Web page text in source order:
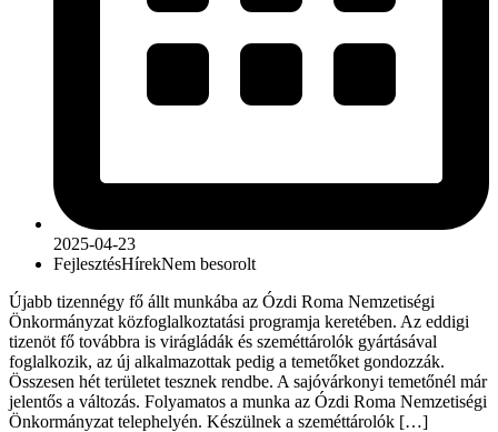
2025-04-23
FejlesztésHírekNem besorolt
Újabb tizennégy fő állt munkába az Ózdi Roma Nemzetiségi
Önkormányzat közfoglalkoztatási programja keretében. Az eddigi
tizenöt fő továbbra is virágládák és szeméttárolók gyártásával
foglalkozik, az új alkalmazottak pedig a temetőket gondozzák.
Összesen hét területet tesznek rendbe. A sajóvárkonyi temetőnél már
jelentős a változás. Folyamatos a munka az Ózdi Roma Nemzetiségi
Önkormányzat telephelyén. Készülnek a szeméttárolók […]